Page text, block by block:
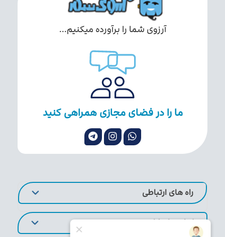
آرزوی شما را برآورده میکنیم...
ما را در فضای مجازی همراهی کنید
راه های ارتباطی
لینک های کاربردی